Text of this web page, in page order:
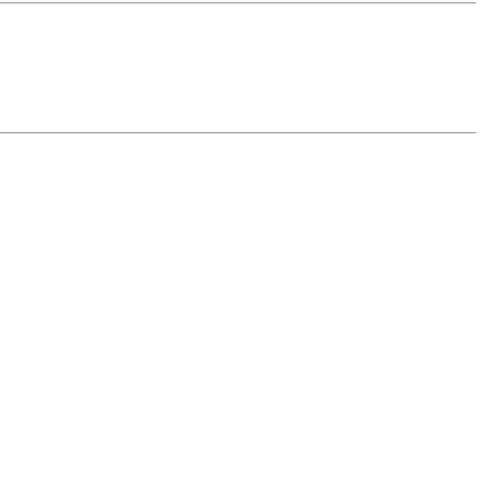
Vipps, Klarna och Google Pay.
debiteras kortet/fakturan.